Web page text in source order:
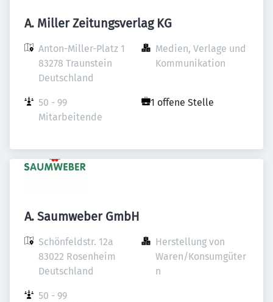
A. Miller Zeitungsverlag KG
Anton-Miller-Platz 1
83278 Traunstein
Deutschland
Medien, Verlage und
Kommunikation
50 - 99
Mitarbeitende
1 offene Stelle
A. Saumweber GmbH
Schönfeldstr. 12a
83022 Rosenheim
Deutschland
Herstellung von
Waren/Konsumgüter
n
50 - 99